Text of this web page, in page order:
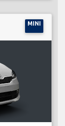
MINI